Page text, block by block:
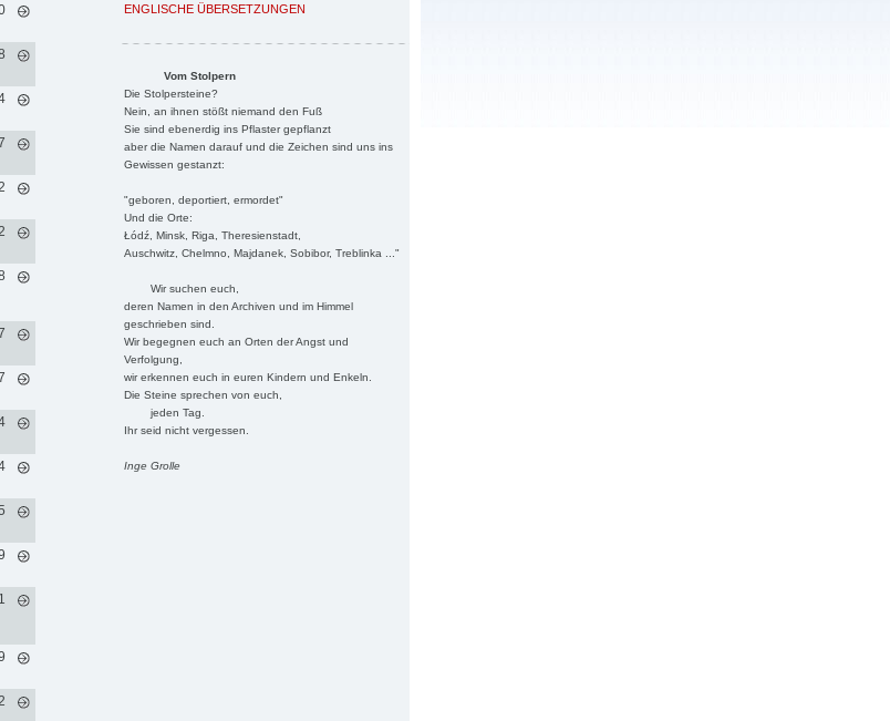
ENGLISCHE ÜBERSETZUNGEN
Vom Stolpern
Die Stolpersteine?
Nein, an ihnen stößt niemand den Fuß
Sie sind ebenerdig ins Pflaster gepflanzt
aber die Namen darauf und die Zeichen sind uns ins
Gewissen gestanzt:
"geboren, deportiert, ermordet"
Und die Orte:
Łódź, Minsk, Riga, Theresienstadt,
Auschwitz, Chelmno, Majdanek, Sobibor, Treblinka ..."
Wir suchen euch,
deren Namen in den Archiven und im Himmel
geschrieben sind.
Wir begegnen euch an Orten der Angst und
Verfolgung,
wir erkennen euch in euren Kindern und Enkeln.
Die Steine sprechen von euch,
jeden Tag.
Ihr seid nicht vergessen.
Inge Grolle